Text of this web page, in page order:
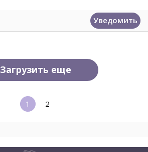
Уведомить
Загрузить еще
1 2